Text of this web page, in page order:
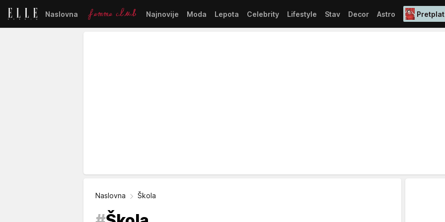
Naslovna Najnovije Moda Lepota Celebrity Lifestyle Stav Decor Astro
Naslovna Škola